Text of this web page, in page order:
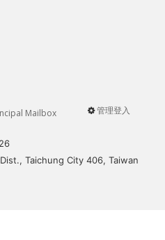
User
管理登入
Mailbox
Taichung City 406, Taiwan